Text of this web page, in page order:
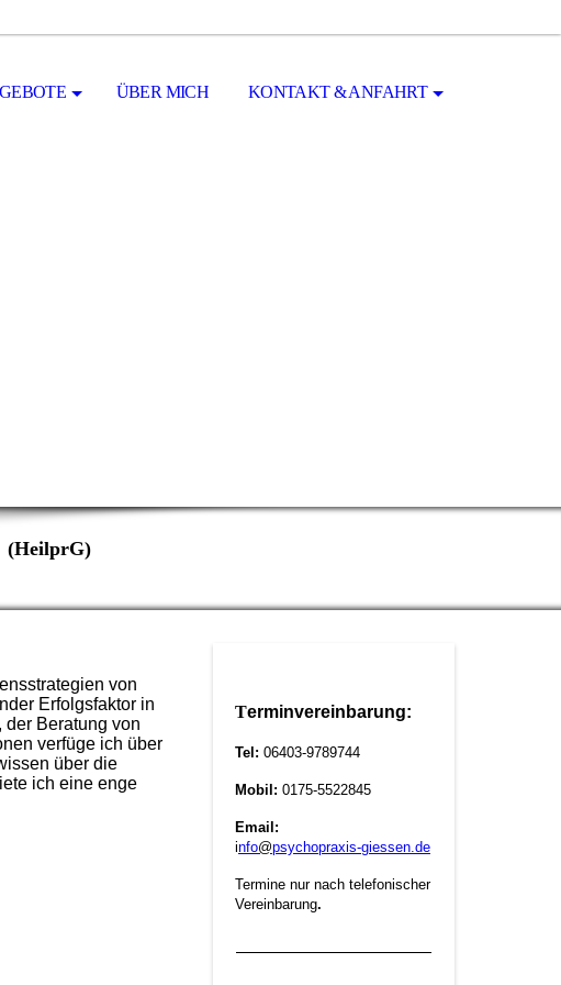
ÜBER MICH KONTAKT & ANFAHRT
(HeilprG)
von
Erfolgsfaktor in
Beratung von
verfüge ich über
über die
ich eine enge
Terminvereinbarung:
Tel: 06403-9789744
Mobil: 0175-5522845
Email:
info@psychopraxis-giessen.de
Termine nur nach telefonischer
Vereinbarung.